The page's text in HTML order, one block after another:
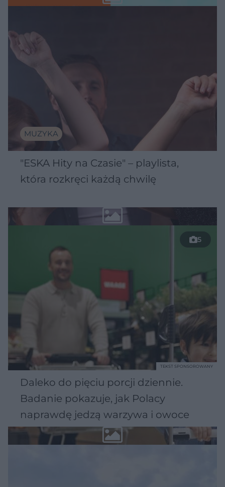
MUZYKA
"ESKA Hity na Czasie" – playlista,
która rozkręci każdą chwilę
5
Daleko do pięciu porcji dziennie.
Badanie pokazuje, jak Polacy
naprawdę jedzą warzywa i owoce
TEKST SPONSOROWANY